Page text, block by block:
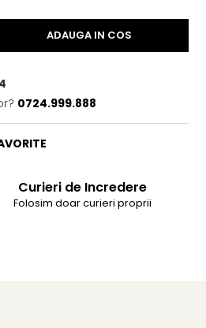
ADAUGA IN COS
0724.999.888
Curieri de Incredere
Folosim doar curieri proprii